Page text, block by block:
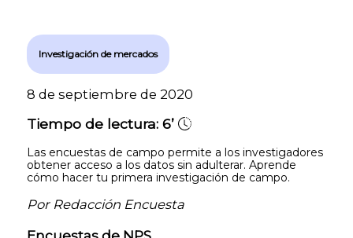
Investigación de mercados
8 de septiembre de 2020
Tiempo de lectura: 6’
Las encuestas de campo permite a los investigadores
obtener acceso a los datos sin adulterar. Aprende
cómo hacer tu primera investigación de campo.
Por Redacción Encuesta